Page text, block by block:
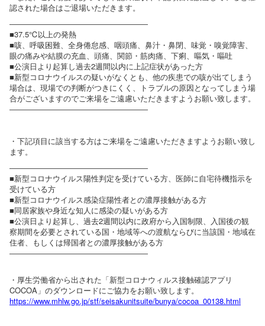
認された場合はご退場いただきます。
――――――――――――――――――
■37.5℃以上の発熱
■咳、呼吸困難、全身倦怠感、咽頭痛、鼻汁・鼻閉、味覚・嗅覚障害、
眼の痛みや結膜の充血、頭痛、関節・筋肉痛、下痢、嘔気・嘔吐
■公演日より起算し過去2週間以内に上記症状があった方
■新型コロナウイルスの疑いがなくとも、他の疾患での咳が出てしまう
場合は、現場での判断がつきにくく、トラブルの原因となってしまう場
合がございますのでご来場をご遠慮いただきますようお願い致します。
――――――――――――――――――
・下記項目に該当する方はご来場をご遠慮いただきますようお願い致し
ます。
――――――――――――――――――
■新型コロナウイルス陽性判定を受けている方、医師に自宅待機指示を
受けている方
■新型コロナウイルス感染症陽性者との濃厚接触がある方
■同居家族や身近な知人に感染の疑いがある方
■公演日より起算し、過去2週間以内に政府から入国制限、入国後の観
察期間を必要とされている国・地域等への渡航ならびに当該国・地域在
住者、もしくは帰国者との濃厚接触がある方
――――――――――――――――――
・厚生労働省から出された「新型コロナウィルス接触確認アプリ
COCOA」のダウンロードにご協力をお願い致します。
https://www.mhlw.go.jp/stf/seisakunitsuite/bunya/cocoa_00138.html